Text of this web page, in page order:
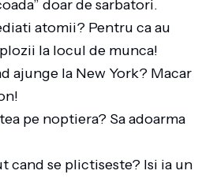
doar de sarbatori.
atomii? Pentru ca au
la locul de munca!
ajunge la New York? Macar
pe noptiera? Sa adoarma
cand se plictiseste? Isi ia un